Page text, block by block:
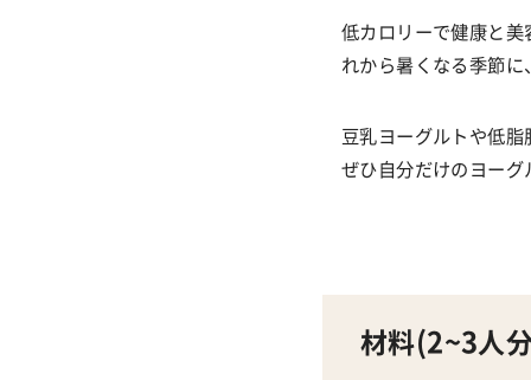
低カロリーで健康と
れから暑くなる季節
豆乳ヨーグルトや低
ぜひ自分だけのヨー
材料(2~3人